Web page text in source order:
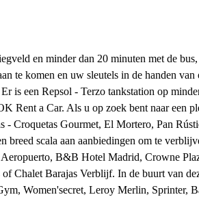
en minder dan 20 minuten met de
te komen en uw sleutels in de handen
is een Repsol - Terzo tankstation op
Rent a Car. Als u op zoek bent naar een
Croquetas Gourmet, El Mortero, Pan
breed scala aan aanbiedingen om te
B&B Hotel Madrid, Crowne
Chalet Barajas Verblijf. In de buurt van
Women'secret, Leroy Merlin,